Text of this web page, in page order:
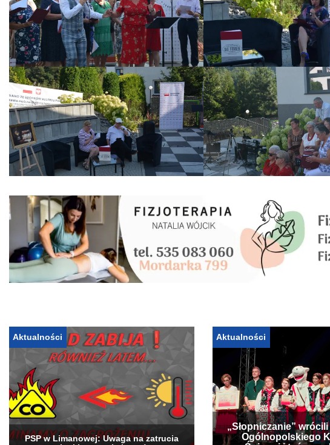
Aktualności
PSP w Limanowej: Uwaga na zatrucia
Aktualności
„Słopniczanie”
Ogólnopolskiego